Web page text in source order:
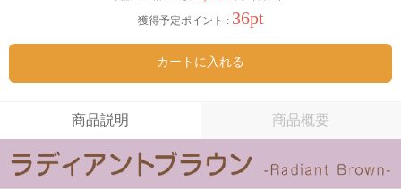
獲得予定ポイント : 36pt
カートに入れる
商品説明 商品概要